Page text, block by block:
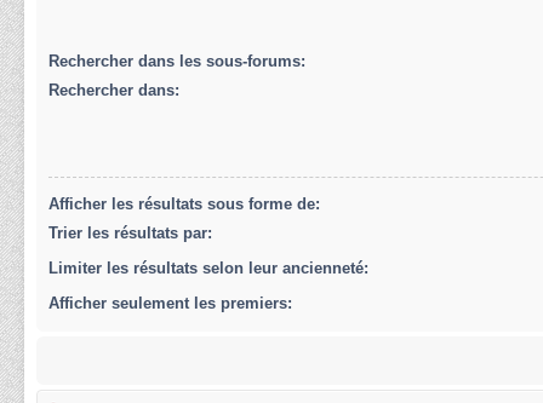
Rechercher dans les sous-forums:
Rechercher dans:
Afficher les résultats sous forme de:
Trier les résultats par:
Limiter les résultats selon leur ancienneté:
Afficher seulement les premiers: